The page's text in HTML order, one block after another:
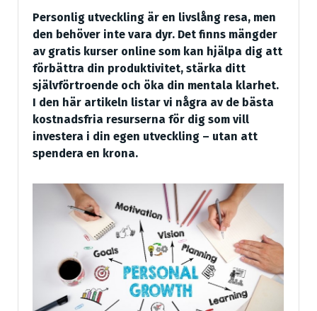
Personlig utveckling är en livslång resa, men
den behöver inte vara dyr. Det finns mängder
av gratis kurser online som kan hjälpa dig att
förbättra din produktivitet, stärka ditt
självförtroende och öka din mentala klarhet.
I den här artikeln listar vi några av de bästa
kostnadsfria resurserna för dig som vill
investera i din egen utveckling – utan att
spendera en krona.